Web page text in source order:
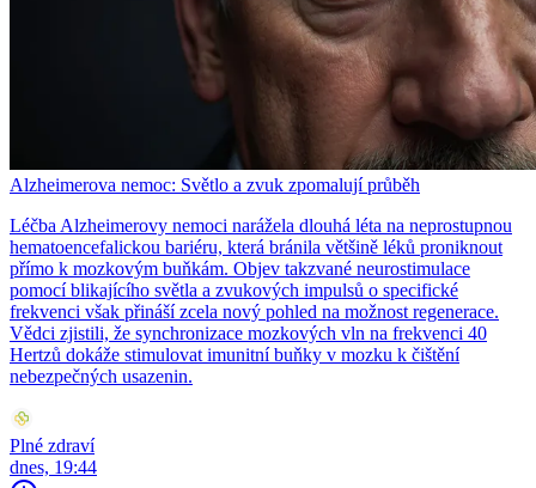
Alzheimerova nemoc: Světlo a zvuk zpomalují průběh
Léčba Alzheimerovy nemoci narážela dlouhá léta na neprostupnou
hematoencefalickou bariéru, která bránila většině léků proniknout
přímo k mozkovým buňkám. Objev takzvané neurostimulace
pomocí blikajícího světla a zvukových impulsů o specifické
frekvenci však přináší zcela nový pohled na možnost regenerace.
Vědci zjistili, že synchronizace mozkových vln na frekvenci 40
Hertzů dokáže stimulovat imunitní buňky v mozku k čištění
nebezpečných usazenin.
Plné zdraví
dnes, 19:44